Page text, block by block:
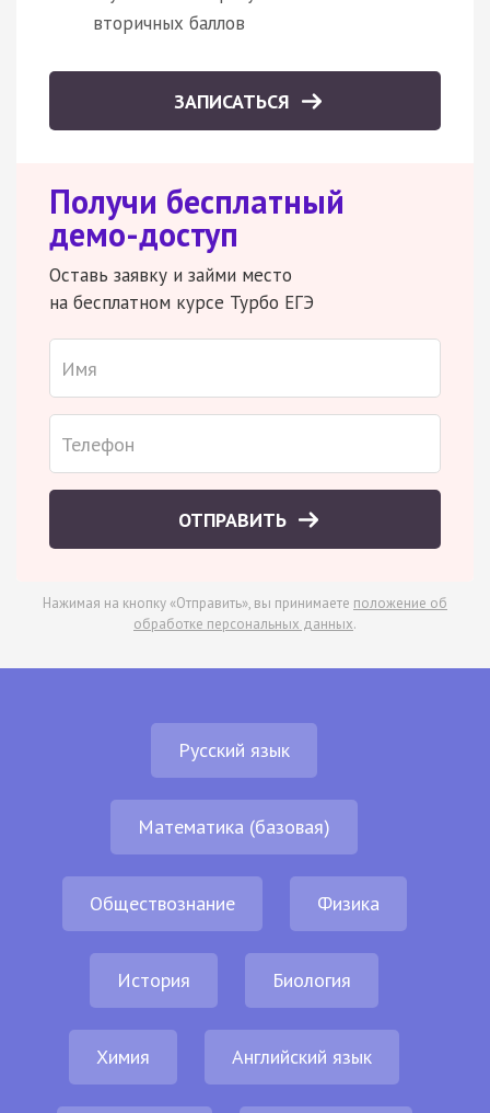
вторичных баллов
ЗАПИСАТЬСЯ
Получи бесплатный
демо-доступ
Оставь заявку и займи место
на бесплатном курсе Турбо ЕГЭ
ОТПРАВИТЬ
Нажимая на кнопку «Отправить», вы принимаете положение об
обработке персональных данных.
Русский язык
Математика (базовая)
Обществознание Физика
История Биология
Химия Английский язык